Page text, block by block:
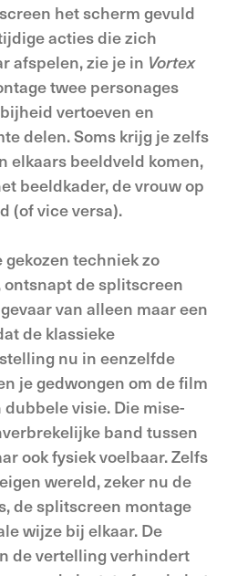
het scherm gevuld
acties die zich
afspelen, zie je in Vortex
twee personages
vertoeven en
delen. Soms krijg je zelfs
elkaars beeldveld komen,
beeldkader, de vrouw op
(of vice versa).
techniek zo
de splitscreen
van alleen maar een
de klassieke
nu in eenzelfde
je gedwongen om de film
visie. Die mise-
band tussen
ook fysiek voelbaar. Zelfs
wereld, zeker nu de
de splitscreen montage
wijze bij elkaar. De
de vertelling verhindert